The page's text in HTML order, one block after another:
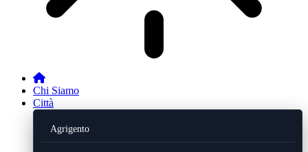
Chi Siamo
Città
Agrigento